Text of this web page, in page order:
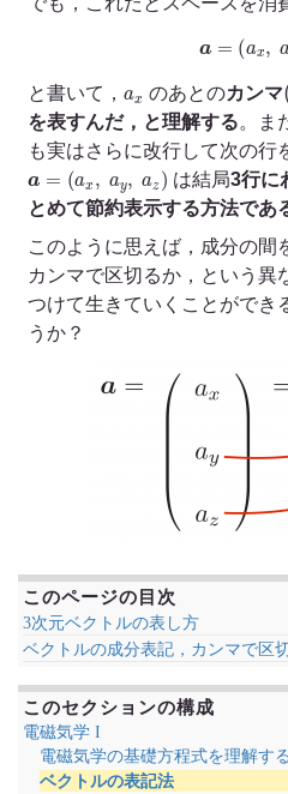
(ax y
と書いて， のあとのカンマ
を表すんだ，と理解する。ま
も実はさらに改行して次の行
a= x, a は結局3行に
とめて節約表示する方法であ
このように思えば，成分の間
カンマで区切るか，という異
つけて生きていくことができ
うか？
このページの目次
3次元ベクトルの表し方
ベクトルの成分表記，カンマで区
このセクションの構成
電磁気学 I
電磁気学の基礎方程式を理解す
ベクトルの表記法